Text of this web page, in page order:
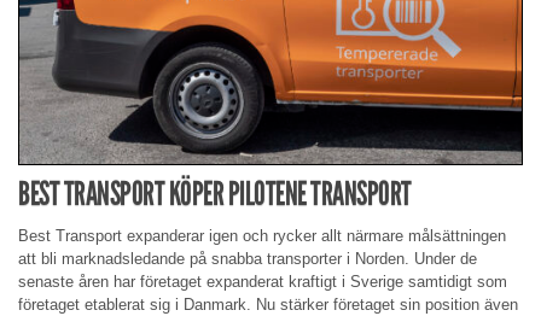
BEST TRANSPORT KÖPER PILOTENE TRANSPORT
Best Transport expanderar igen och rycker allt närmare målsättningen
att bli marknadsledande på snabba transporter i Norden. Under de
senaste åren har företaget expanderat kraftigt i Sverige samtidigt som
företaget etablerat sig i Danmark. Nu stärker företaget sin position även